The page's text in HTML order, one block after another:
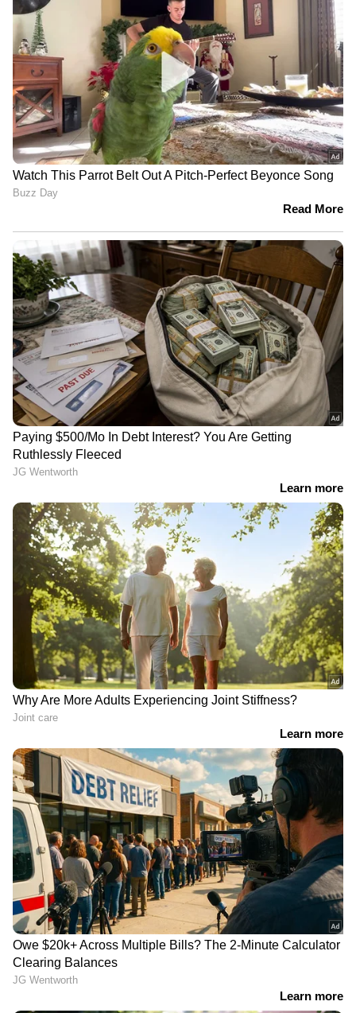
സി ബസ് അപകടത്തിൽപെട്ട് രണ്ട്
മരണം